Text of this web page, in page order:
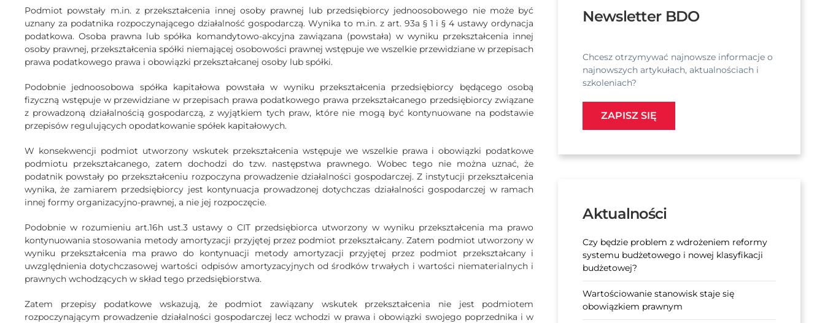
Podmiot powstały m.in. z przekształcenia innej osoby prawnej lub przedsiębiorcy jednoosobowego nie może być
uznany za podatnika rozpoczynającego działalność gospodarczą. Wynika to m.in. z art. 93a § 1 i § 4 ustawy ordynacja
podatkowa. Osoba prawna lub spółka komandytowo-akcyjna zawiązana (powstała) w wyniku przekształcenia innej
osoby prawnej, przekształcenia spółki niemającej osobowości prawnej wstępuje we wszelkie przewidziane w przepisach
prawa podatkowego prawa i obowiązki przekształcanej osoby lub spółki.
Podobnie jednoosobowa spółka kapitałowa powstała w wyniku przekształcenia przedsiębiorcy będącego osobą
fizyczną wstępuje w przewidziane w przepisach prawa podatkowego prawa przekształcanego przedsiębiorcy związane
z prowadzoną działalnością gospodarczą, z wyjątkiem tych praw, które nie mogą być kontynuowane na podstawie
przepisów regulujących opodatkowanie spółek kapitałowych.
W konsekwencji podmiot utworzony wskutek przekształcenia wstępuje we wszelkie prawa i obowiązki podatkowe
podmiotu przekształcanego, zatem dochodzi do tzw. następstwa prawnego. Wobec tego nie można uznać, że
podatnik powstały po przekształceniu rozpoczyna prowadzenie działalności gospodarczej. Z instytucji przekształcenia
wynika, że zamiarem przedsiębiorcy jest kontynuacja prowadzonej dotychczas działalności gospodarczej w ramach
innej formy organizacyjno-prawnej, a nie jej rozpoczęcie.
Podobnie w rozumieniu art.16h ust.3 ustawy o CIT przedsiębiorca utworzony w wyniku przekształcenia ma prawo
kontynuowania stosowania metody amortyzacji przyjętej przez podmiot przekształcany. Zatem podmiot utworzony w
wyniku przekształcenia ma prawo do kontynuacji metody amortyzacji przyjętej przez podmiot przekształcany i
uwzględnienia dotychczasowej wartości odpisów amortyzacyjnych od środków trwałych i wartości niematerialnych i
prawnych wchodzących w skład tego przedsiębiorstwa.
Zatem przepisy podatkowe wskazują, że podmiot zawiązany wskutek przekształcenia nie jest podmiotem
rozpoczynającym prowadzenie działalności gospodarczej lecz wchodzi w prawa i obowiązki swojego poprzednika i w
Newsletter BDO
Chcesz otrzymywać najnowsze informacje o
najnowszych artykułach, aktualnościach i
szkoleniach?
ZAPISZ SIĘ
Aktualności
Czy będzie problem z wdrożeniem reformy
systemu budżetowego i nowej klasyfikacji
budżetowej?
Wartościowanie stanowisk staje się
obowiązkiem prawnym